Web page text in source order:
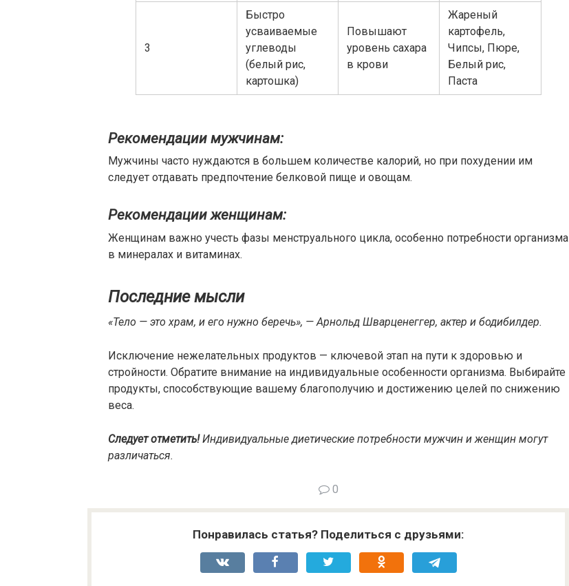
3
Быстро
усваиваемые
углеводы
(белый рис,
картошка)
Повышают
уровень сахара
в крови
Жареный
картофель,
Чипсы, Пюре,
Белый рис,
Паста
Рекомендации мужчинам:
Мужчины часто нуждаются в большем количестве калорий, но при похудении им
следует отдавать предпочтение белковой пище и овощам.
Рекомендации женщинам:
Женщинам важно учесть фазы менструального цикла, особенно потребности организма
в минералах и витаминах.
Последние мысли
«Тело — это храм, и его нужно беречь», — Арнольд Шварценеггер, актер и бодибилдер.
Исключение нежелательных продуктов — ключевой этап на пути к здоровью и
стройности. Обратите внимание на индивидуальные особенности организма. Выбирайте
продукты, способствующие вашему благополучию и достижению целей по снижению
веса.
Следует отметить!Индивидуальные диетические потребности мужчин и женщин могут
различаться.
0
Понравилась статья? Поделиться с друзьями: